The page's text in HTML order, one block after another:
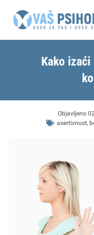
Kako
Objavljeno
asertivnost,